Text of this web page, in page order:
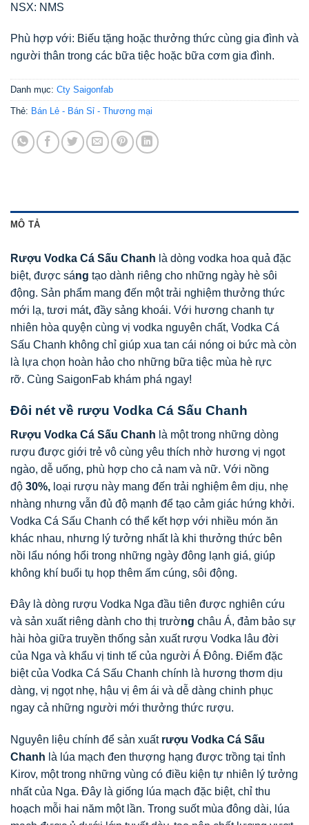
NSX: NMS
Phù hợp với: Biếu tặng hoặc thưởng thức cùng gia đình và
người thân trong các bữa tiệc hoặc bữa cơm gia đình.
Danh mục: Cty Saigonfab
Thẻ: Bán Lẻ - Bán Sỉ - Thương mại
MÔ TẢ
Rượu Vodka Cá Sấu Chanh là dòng vodka hoa quả đặc
biệt, được sáng tạo dành riêng cho những ngày hè sôi
động. Sản phẩm mang đến một trải nghiệm thưởng thức
mới lạ, tươi mát, đầy sảng khoái. Với hương chanh tự
nhiên hòa quyện cùng vị vodka nguyên chất, Vodka Cá
Sấu Chanh không chỉ giúp xua tan cái nóng oi bức mà còn
là lựa chọn hoàn hảo cho những bữa tiệc mùa hè rực
rỡ. Cùng SaigonFab khám phá ngay!
Đôi nét về rượu Vodka Cá Sấu Chanh
Rượu Vodka Cá Sấu Chanh là một trong những dòng
rượu được giới trẻ vô cùng yêu thích nhờ hương vị ngọt
ngào, dễ uống, phù hợp cho cả nam và nữ. Với nồng
độ 30%, loại rượu này mang đến trải nghiệm êm dịu, nhẹ
nhàng nhưng vẫn đủ độ mạnh để tạo cảm giác hứng khởi.
Vodka Cá Sấu Chanh có thể kết hợp với nhiều món ăn
khác nhau, nhưng lý tưởng nhất là khi thưởng thức bên
nồi lẩu nóng hổi trong những ngày đông lạnh giá, giúp
không khí buổi tụ họp thêm ấm cúng, sôi động.
Đây là dòng rượu Vodka Nga đầu tiên được nghiên cứu
và sản xuất riêng dành cho thị trường châu Á, đảm bảo sự
hài hòa giữa truyền thống sản xuất rượu Vodka lâu đời
của Nga và khẩu vị tinh tế của người Á Đông. Điểm đặc
biệt của Vodka Cá Sấu Chanh chính là hương thơm dịu
dàng, vị ngọt nhẹ, hậu vị êm ái và dễ dàng chinh phục
ngay cả những người mới thưởng thức rượu.
Nguyên liệu chính để sản xuất rượu Vodka Cá Sấu
Chanh là lúa mạch đen thượng hạng được trồng tại tỉnh
Kirov, một trong những vùng có điều kiện tự nhiên lý tưởng
nhất của Nga. Đây là giống lúa mạch đặc biệt, chỉ thu
hoạch mỗi hai năm một lần. Trong suốt mùa đông dài, lúa